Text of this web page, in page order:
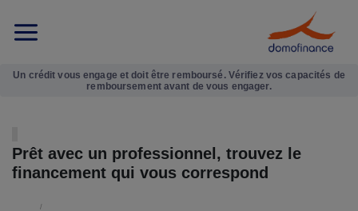
Un crédit vous engage et doit être remboursé. Vérifiez vos capacités de
remboursement avant de vous engager.
Prêt avec un professionnel, trouvez le
financement qui vous correspond